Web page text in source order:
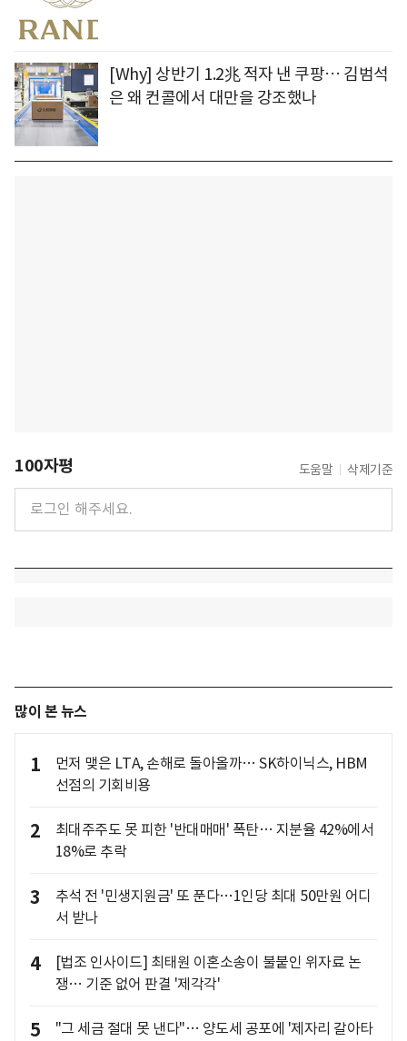
[Why] 상반기 1.2兆 적자 낸 쿠팡… 김범석
은 왜 컨콜에서 대만을 강조했나
100자평 도움말 삭제기준
많이 본 뉴스
1
먼저 맺은 LTA, 손해로 돌아올까… SK하이닉스, HBM
선점의 기회비용
2
최대주주도 못 피한 '반대매매' 폭탄… 지분율 42%에서
18%로 추락
3
추석 전 '민생지원금' 또 푼다…1인당 최대 50만원 어디
서 받나
4
[법조 인사이드] 최태원 이혼소송이 불붙인 위자료 논
쟁… 기준 없어 판결 '제각각'
5 "그 세금 절대 못 낸다"… 양도세 공포에 '제자리 갈아타